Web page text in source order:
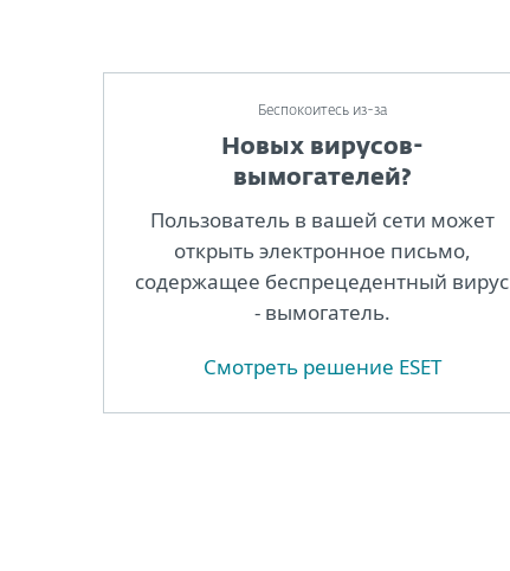
Беспокоитесь из-за
Новых вирусов-
вымогателей?
Пользователь в вашей сети может
открыть электронное письмо,
содержащее беспрецедентный вирус
- вымогатель.
Cмотреть решение ESET